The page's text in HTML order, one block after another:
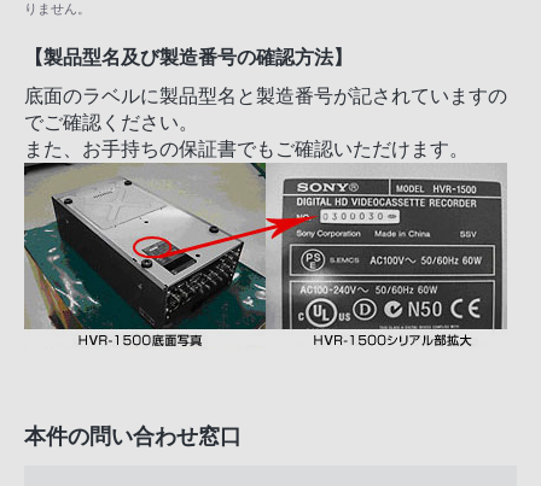
りません。
【製品型名及び製造番号の確認方法】
底面のラベルに製品型名と製造番号が記されていますの
でご確認ください。
また、お手持ちの保証書でもご確認いただけます。
本件の問い合わせ窓口